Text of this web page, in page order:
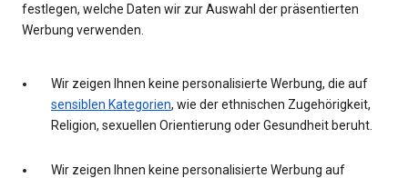
festlegen, welche Daten wir zur Auswahl der präsentierten
Werbung verwenden.
Wir zeigen Ihnen keine personalisierte Werbung, die auf
sensiblen Kategorien, wie der ethnischen Zugehörigkeit,
Religion, sexuellen Orientierung oder Gesundheit beruht.
Wir zeigen Ihnen keine personalisierte Werbung auf